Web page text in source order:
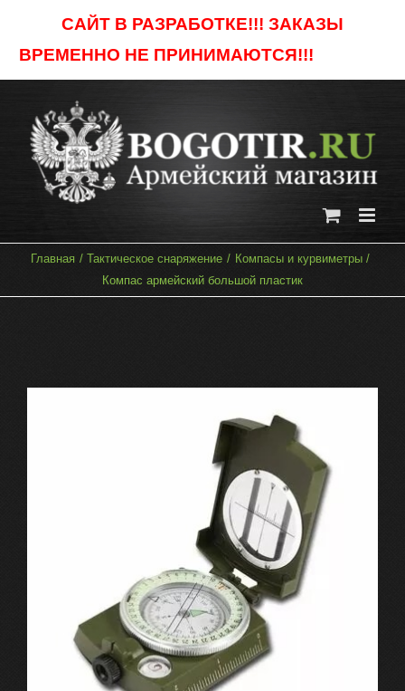
САЙТ В РАЗРАБОТКЕ!!! ЗАКАЗЫ
ВРЕМЕННО НЕ ПРИНИМАЮТСЯ!!!
content
Главная Тактическое снаряжение
Компасы и курвиметры
Компас армейский большой пластик